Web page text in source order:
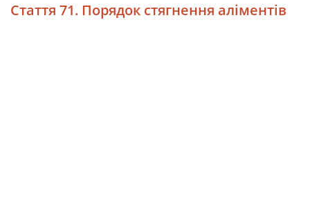
Стаття 71. Порядок стягнення аліментів